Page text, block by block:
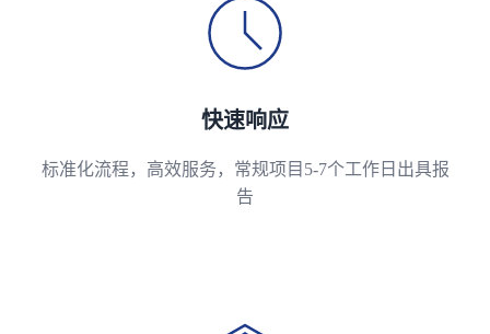
快速响应
标准化流程，高效服务，常规项目5-7个工作日出具报
告